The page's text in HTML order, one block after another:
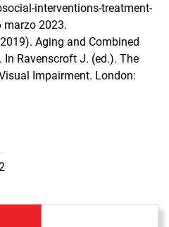
interventions-treatment-
marzo 2023.
Aging and Combined
Ravenscroft J. (ed.). The
Impairment. London: